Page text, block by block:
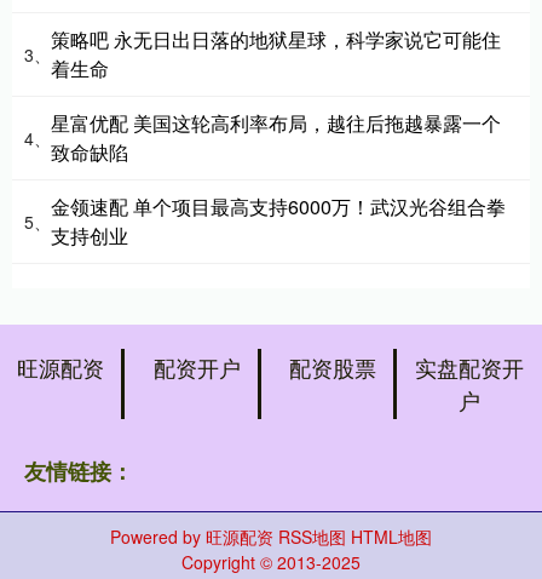
3、
策略吧 永无日出日落的地狱星球，科学家说它可能住
着生命
4、
星富优配 美国这轮高利率布局，越往后拖越暴露一个
致命缺陷
5、
金领速配 单个项目最高支持6000万！武汉光谷组合拳
支持创业
旺源配资 配资开户 配资股票
实盘配资开
户
友情链接：
Powered by 旺源配资 RSS地图 HTML地图
Copyright © 2013-2025